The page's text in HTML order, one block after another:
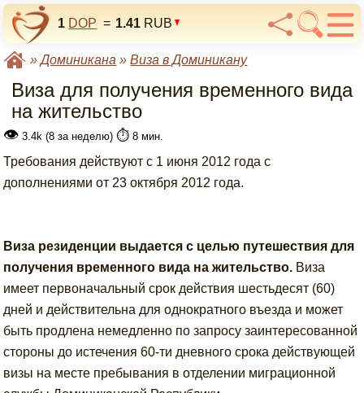
1 DOP = 1.41 RUB
»Доминикана »Виза в Доминикану
Виза для получения временного вида
на жительство
👁 3.4k (8 за неделю) ⏱️ 8 мин.
Требования действуют с 1 июня 2012 года с
дополнениями от 23 октября 2012 года.
Виза резиденции выдается с целью путешествия для
получения временного вида на жительство. Виза
имеет первоначальный срок действия шестьдесят (60)
дней и действительна для однократного въезда и может
быть продлена немедленно по запросу заинтересованной
стороны до истечения 60-ти дневного срока действующей
визы на месте пребывания в отделении миграционной